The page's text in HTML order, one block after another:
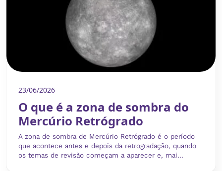
23/06/2026
O que é a zona de sombra do
Mercúrio Retrógrado
A zona de sombra de Mercúrio Retrógrado é o período
que acontece antes e depois da retrogradação, quando
os temas de revisão começam a aparecer e, mai...